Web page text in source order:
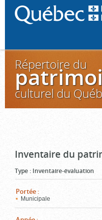
Répertoire du
culturel du
Inventaire du
Type : Inventaire-évaluation
Portée :
Municipale